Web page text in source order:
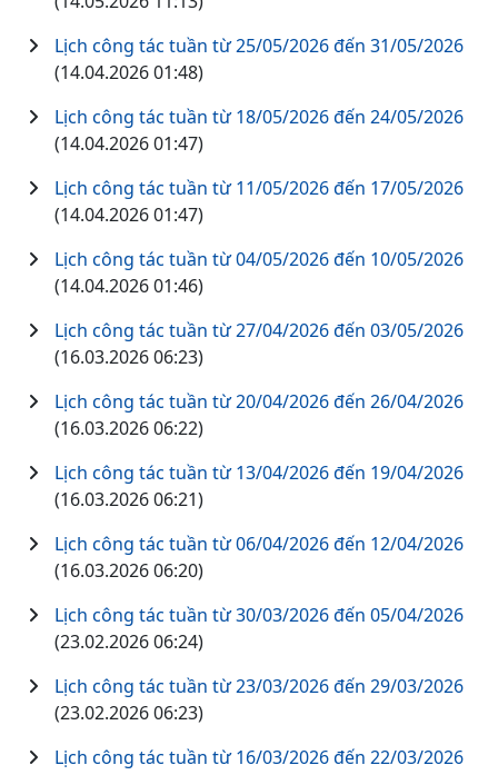
Lịch công tác tuần từ 25/05/2026 đến 31/05/2026
(14.04.2026 01:48)
Lịch công tác tuần từ 18/05/2026 đến 24/05/2026
(14.04.2026 01:47)
Lịch công tác tuần từ 11/05/2026 đến 17/05/2026
(14.04.2026 01:47)
Lịch công tác tuần từ 04/05/2026 đến 10/05/2026
(14.04.2026 01:46)
Lịch công tác tuần từ 27/04/2026 đến 03/05/2026
(16.03.2026 06:23)
Lịch công tác tuần từ 20/04/2026 đến 26/04/2026
(16.03.2026 06:22)
Lịch công tác tuần từ 13/04/2026 đến 19/04/2026
(16.03.2026 06:21)
Lịch công tác tuần từ 06/04/2026 đến 12/04/2026
(16.03.2026 06:20)
Lịch công tác tuần từ 30/03/2026 đến 05/04/2026
(23.02.2026 06:24)
Lịch công tác tuần từ 23/03/2026 đến 29/03/2026
(23.02.2026 06:23)
Lịch công tác tuần từ 16/03/2026 đến 22/03/2026